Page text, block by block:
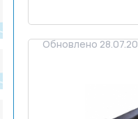
Обновлено